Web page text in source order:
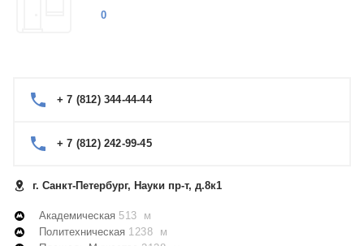
0
+ 7 (812) 344-44-44
+ 7 (812) 242-99-45
г. Санкт-Петербург, Науки пр-т, д.8к1
Академическая 513 м
Политехническая 1238 м